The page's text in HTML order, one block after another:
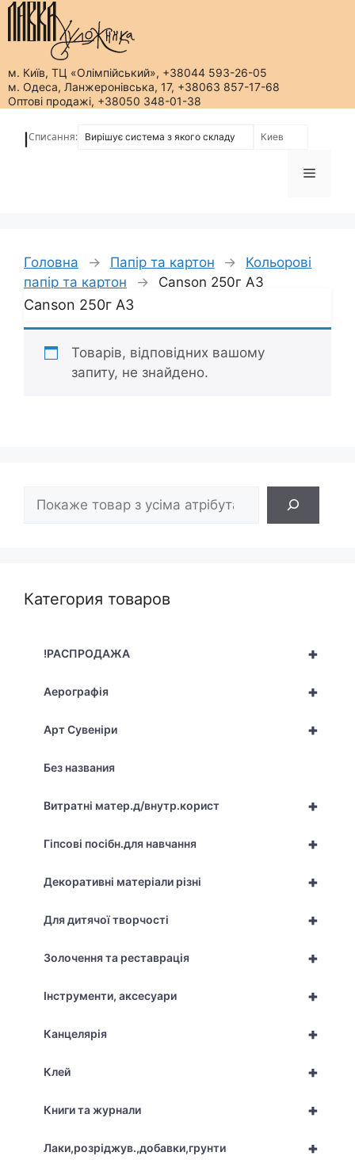
м. Київ, ТЦ «Олімпійський», +38044 593-26-05
м. Одеса, Ланжеронівська, 17, +38063 857-17-68
Оптові продажі, +38050 348-01-38
Списання:
Меню
Головна → Папір та картон →
Кольорові
папір та картон
→ Canson 250г А3
Canson 250г А3
Товарів, відповідних вашому
запиту, не знайдено.
Категория товаров
+
!РАСПРОДАЖА
+
Аерографія
+
Арт Сувеніри
Без названия
+
Витратні матер.д/внутр.корист
+
Гіпсові посібн.для навчання
+
Декоративні матеріали різні
+
Для дитячої творчості
+
Золочення та реставрація
+
Інструменти, аксесуари
+
Канцелярія
+
Клей
+
Книги та журнали
+
Лаки,розріджув.,добавки,грунти